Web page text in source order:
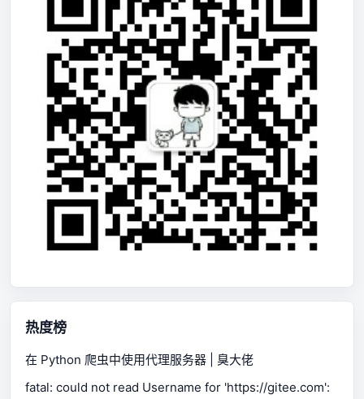
热度榜
在 Python 爬虫中使用代理服务器 | 臭大佬
fatal: could not read Username for 'https://gitee.com':